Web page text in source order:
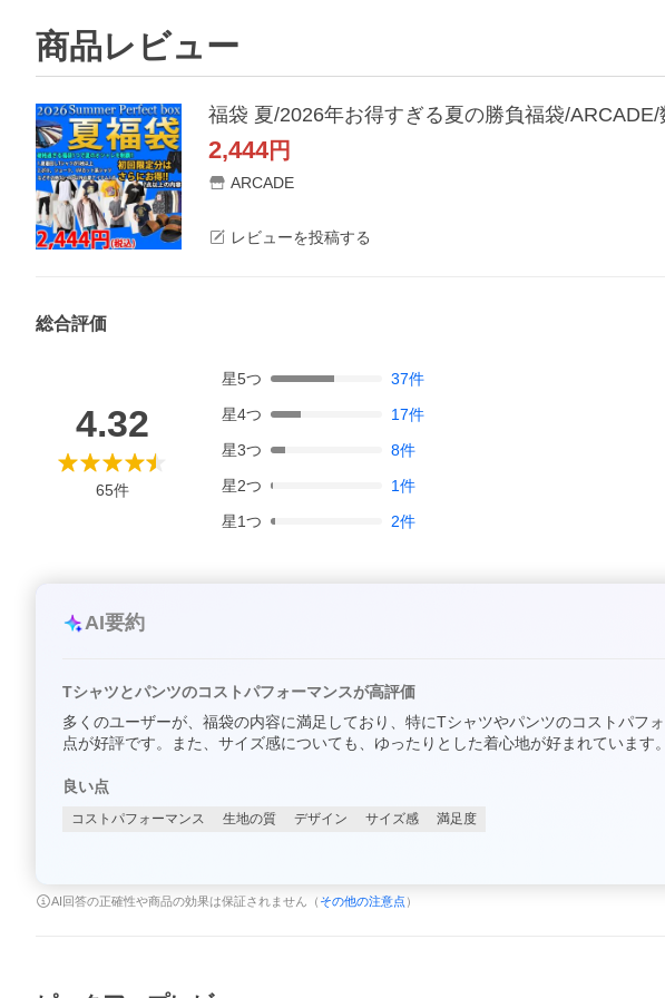
商品レビュー
福袋 夏/2026年お得すぎる夏の勝負福袋/
2,444円
ARCADE
レビューを投稿する
総合評価
4.32
65件
星5つ 37件
星4つ 17件
星3つ 8件
星2つ 1件
星1つ 2件
AI要約
Tシャツとパンツのコストパフォーマンスが高評価
多くのユーザーが、福袋の内容に満足しており、特にTシャツやパンツのコストパ
点が好評です。また、サイズ感についても、ゆったりとした着心地が好まれています。
良い点
コストパフォーマンス 生地の質 デザイン サイズ感 満足度
AI回答の正確性や商品の効果は保証されません（ その他の注意点 ）